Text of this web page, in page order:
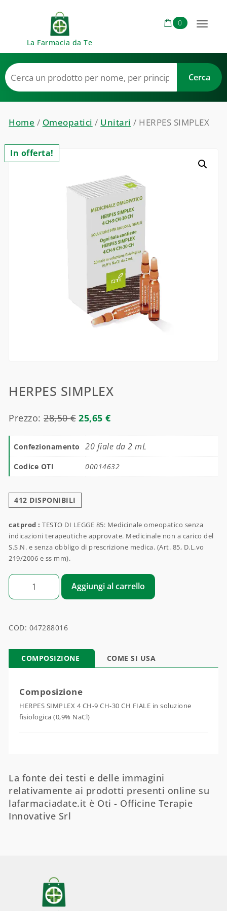
La Farmacia da Te
0
Toggle
Home / Omeopatici / Unitari / HERPES SIMPLEX
In offerta!
HERPES SIMPLEX
Prezzo:28,50€ 25,65€
Confezionamento 20 fiale da 2 mL
Codice OTI 00014632
412 DISPONIBILI
catprod :TESTO DI LEGGE 85: Medicinale omeopatico senza
indicazioni terapeutiche approvate. Medicinale non a carico del
S.S.N. e senza obbligo di prescrizione medica. (Art. 85, D.L.vo
219/2006 e ss mm).
HERPES SIMPLEX quantità
Aggiungi al carrello
COD: 047288016
COMPOSIZIONE COME SI USA
Composizione
HERPES SIMPLEX 4 CH-9 CH-30 CH FIALE in soluzione
fisiologica (0,9% NaCl)
La fonte dei testi e delle immagini
relativamente ai prodotti presenti online su
lafarmaciadate.it è Oti - Officine Terapie
Innovative Srl